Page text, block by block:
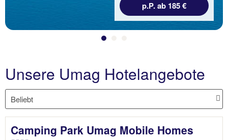
p.P. ab 185 €
Unsere Umag Hotelangebote
Camping Park Umag Mobile Homes